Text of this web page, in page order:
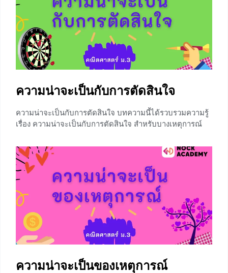
อัตราส่วนของจำนวนหลายๆจำนวน ⇐⇐ สัดส่วน สัดส่วน คือ
ประโยคที่แสดงการเท่ากันของอัตราส่วนสองอัตราส่วน
อัตราส่วนทั้งสองมีความสัมพันธ์ไปในทิศทางเดียวกันหรือใน
ทิศทางตรงกันข้ามก็ได้ ชนิดของสัดส่วน สัดส่วนมี 2 ชนิด คือ
สัดส่วนตรง และ สัดส่วนผกผัน
+2
ความน่าจะเป็นกับการตัดสินใจ
ความน่าจะเป็นกับการตัดสินใจ บทความนี้ได้รวบรวมความรู้
เรื่อง ความน่าจะเป็นกับการตัดสินใจ สำหรับบางเหตุการณ์
จะช่วยตัดสินใจได้ จำเป็นจะต้องหาองค์ประกอบอื่นมาช่วย
ในการตัดสินใจด้วย นั่นคือผลตอบแทนของการเกิด
เหตุการณ์นั้น ซึ่งก่อนที่จะเรียนเรื่องนี้ น้องๆจะต้องมีความรู้ใน
เรื่อง ความน่าจะเป็นของเหตุการณ์ สามารถศึกษาเพิ่มเติม
ได้ที่ ⇒⇒ ความน่าจะเป็นของเหตุการณ์ ⇐⇐ ผลตอบแทน
ของเหตุการณ์อาจหมายถึง ผลตอบแทนที่ได้หรือผลตอบแทน
ที่เสีย เช่น ในการเล่นแทงหัวก้อย ถ้าออกหัว พีชจะได้เงิน 2
บาท และถ้าออกก้อย พอลจะต้องเสียเงิน 3 บาท เงิน 2 บาทที่
พอลจะได้รับเป็นผลตอบแทนที่ได้
ความน่าจะเป็นของเหตุการณ์